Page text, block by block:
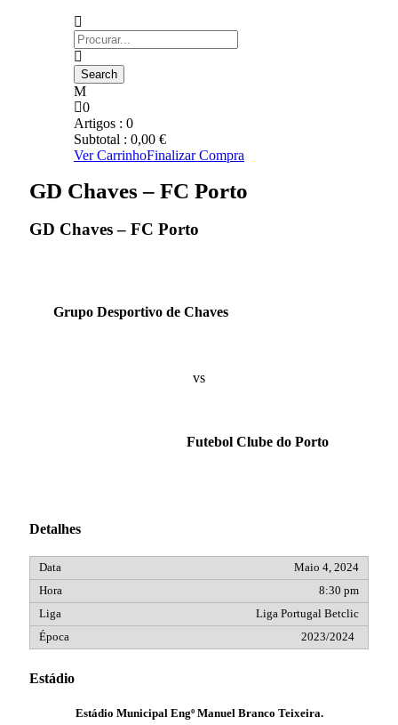
0
Artigos : 0
Subtotal : 0,00 €
Ver CarrinhoFinalizar Compra
GD Chaves – FC Porto
GD Chaves – FC Porto
Grupo Desportivo de Chaves
vs
Futebol Clube do Porto
Detalhes
Maio 4, 2024
8:30 pm
Liga Portugal Betclic
2023/2024
Estádio
Estádio Municipal Engº Manuel Branco Teixeira.